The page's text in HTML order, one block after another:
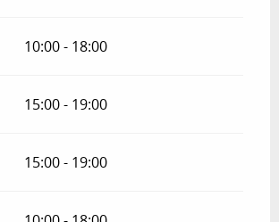
10:00 - 18:00
15:00 - 19:00
15:00 - 19:00